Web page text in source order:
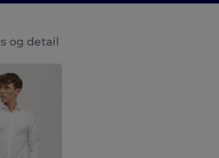
og detail